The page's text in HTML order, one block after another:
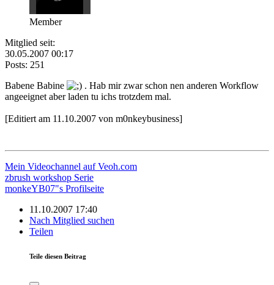
Member
Mitglied seit:
30.05.2007 00:17
Posts: 251
Babene Babine
. Hab mir zwar schon nen anderen Workflow
angeeignet aber laden tu ichs trotzdem mal.
[Editiert am 11.10.2007 von m0nkeybusiness]
Mein Videochannel auf Veoh.com
zbrush workshop Serie
monkeYB07"s Profilseite
11.10.2007 17:40
Nach Mitglied suchen
Teilen
Teile diesen Beitrag